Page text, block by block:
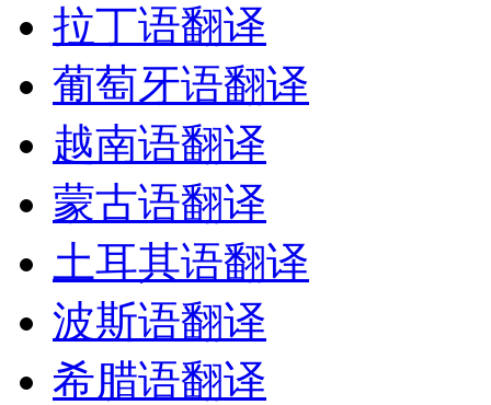
拉丁语翻译
葡萄牙语翻译
越南语翻译
蒙古语翻译
土耳其语翻译
波斯语翻译
希腊语翻译